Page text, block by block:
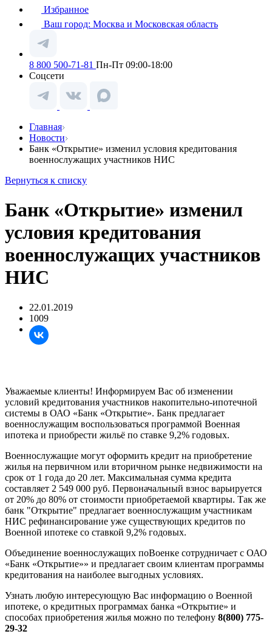
Избранное
Ваш город: Москва и Московская область
8 800 500-71-81 Пн-Пт 09:00-18:00
Соцсети
Главная
Новости
Банк «Открытие» изменил условия кредитования
военнослужащих участников НИС
Вернуться к списку
Банк «Открытие» изменил
условия кредитования
военнослужащих участников
НИС
22.01.2019
1009
Уважаемые клиенты! Информируем Вас об изменении
условий кредитования участников накопительно-ипотечной
системы в ОАО «Банк «Открытие». Банк предлагает
военнослужащим воспользоваться программой Военная
ипотека и приобрести жильё по ставке 9,2% годовых.
Военнослужащие могут оформить кредит на приобретение
жилья на первичном или вторичном рынке недвижимости на
срок от 1 года до 20 лет. Максимальная сумма кредита
составляет 2 549 000 руб. Первоначальный взнос варьируется
от 20% до 80% от стоимости приобретаемой квартиры. Так же
банк "Открытие" предлагает военнослужащим участникам
НИС рефинансирование уже существующих кредитов по
Военной ипотеке со ставкой 9,2% годовых.
Объединение военнослужащих поВоенке сотрудничает с ОАО
«Банк «Открытие»» и предлагает своим клиентам программы
кредитования на наиболее выгодных условиях.
Узнать любую интересующую Вас информацию о Военной
ипотеке, о кредитных программах банка «Открытие» и
способах приобретения жилья можно по телефону 8(800) 775-
29-32